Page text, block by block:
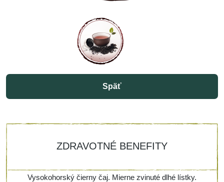
Späť
ZDRAVOTNÉ BENEFITY
Vysokohorský čierny čaj. Mierne zvinuté dlhé lístky.